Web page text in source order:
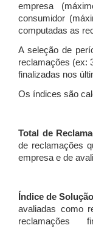
empresa
consumidor
computadas as
A seleção de
reclamações (ex:
finalizadas nos
Os índices são
Total de
de reclamações
empresa e de
Índice de Solução
avaliadas como
reclamações